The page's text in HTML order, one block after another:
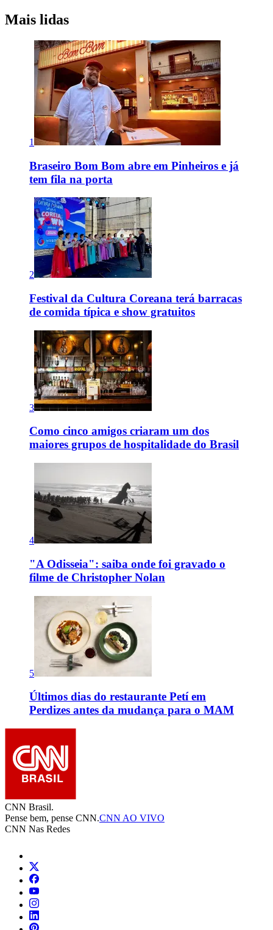
Mais lidas
1
Braseiro Bom Bom abre em Pinheiros e já
tem fila na porta
2
Festival da Cultura Coreana terá barracas
de comida típica e show gratuitos
3
Como cinco amigos criaram um dos
maiores grupos de hospitalidade do Brasil
4
"A Odisseia": saiba onde foi gravado o
filme de Christopher Nolan
5
Últimos dias do restaurante Petí em
Perdizes antes da mudança para o MAM
CNN Brasil.
Pense bem, pense CNN.CNN AO VIVO
CNN Nas Redes